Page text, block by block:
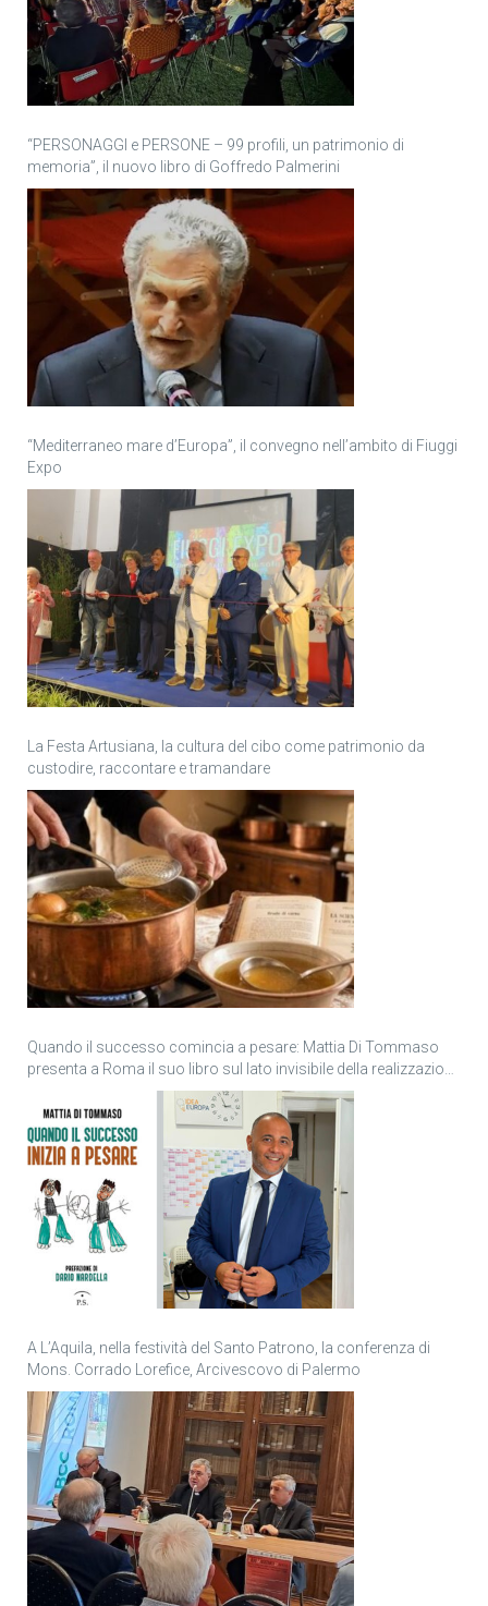
“PERSONAGGI e PERSONE – 99 profili, un patrimonio di
memoria”, il nuovo libro di Goffredo Palmerini
“Mediterraneo mare d’Europa”, il convegno nell’ambito di Fiuggi
Expo
La Festa Artusiana, la cultura del cibo come patrimonio da
custodire, raccontare e tramandare
Quando il successo comincia a pesare: Mattia Di Tommaso
presenta a Roma il suo libro sul lato invisibile della realizzazione
A L’Aquila, nella festività del Santo Patrono, la conferenza di
Mons. Corrado Lorefice, Arcivescovo di Palermo